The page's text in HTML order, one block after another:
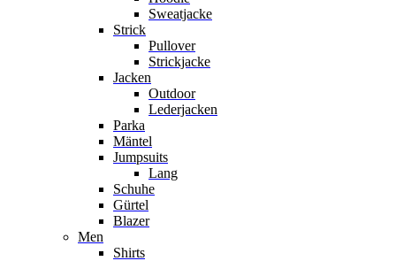
Sweatjacke
Strick
Pullover
Strickjacke
Jacken
Outdoor
Lederjacken
Parka
Mäntel
Jumpsuits
Lang
Schuhe
Gürtel
Blazer
Men
Shirts